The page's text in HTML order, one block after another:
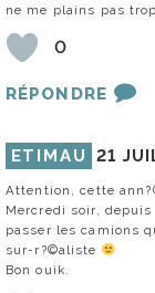
ne me plains pas
0
RÉPONDRE
ETIMAU 21
Attention, cette
Mercredi soir,
passer les camions
sur-r?©aliste
Bon ouik.